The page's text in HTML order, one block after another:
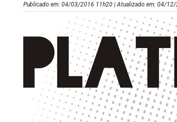
Publicado em: 04/03/2016 11h20 | Atualizado em: 04/